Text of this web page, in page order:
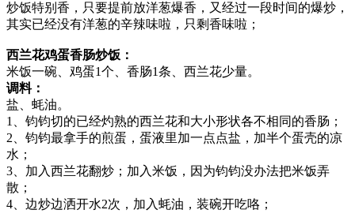
炒饭特别香，只要提前放洋葱爆香，又经过一段时间的爆炒，
其实已经没有洋葱的辛辣味啦，只剩香味啦；
西兰花鸡蛋香肠炒饭：
米饭一碗、鸡蛋1个、香肠1条、西兰花少量。
调料：
盐、蚝油。
1、钧钧切的已经灼熟的西兰花和大小形状各不相同的香肠；
2、钧钧最拿手的煎蛋，蛋液里加一点点盐，加半个蛋壳的凉
水；
3、加入西兰花翻炒；加入米饭，因为钧钧没办法把米饭弄
散；
4、边炒边洒开水2次，加入蚝油，装碗开吃咯；